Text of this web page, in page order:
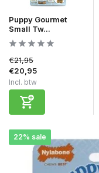
22% sale
Puppy Gourmet
Small Tw...
€21,95
€20,95
Incl. btw